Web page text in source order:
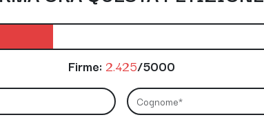
Firme: 2.425/5000